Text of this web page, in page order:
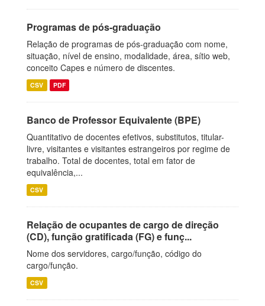
Programas de pós-graduação
Relação de programas de pós-graduação com nome,
situação, nível de ensino, modalidade, área, sítio web,
conceito Capes e número de discentes.
CSV PDF
Banco de Professor Equivalente (BPE)
Quantitativo de docentes efetivos, substitutos, titular-
livre, visitantes e visitantes estrangeiros por regime de
trabalho. Total de docentes, total em fator de
equivalência,...
CSV
Relação de ocupantes de cargo de direção
(CD), função gratificada (FG) e funç...
Nome dos servidores, cargo/função, código do
cargo/função.
CSV